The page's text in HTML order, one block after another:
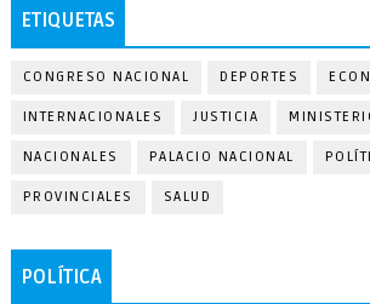
ETIQUETAS
CONGRESO NACIONAL DEPORTES
INTERNACIONALES JUSTICIA
NACIONALES PALACIO NACIONAL
PROVINCIALES SALUD
POLÍTICA